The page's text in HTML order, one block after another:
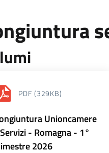
PDF (329KB)
Unioncamere
- Romagna - 1°
2026